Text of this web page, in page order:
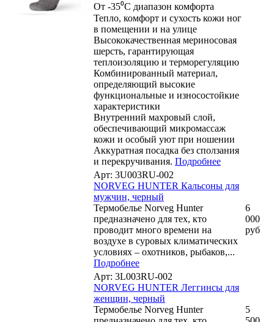
От -35⁰С диапазон комфорта
Тепло, комфорт и сухость кожи ног
в помещении и на улице
Высококачественная мериносовая
шерсть, гарантирующая
теплоизоляцию и терморегуляцию
Комбинированный материал,
определяющий высокие
функциональные и износостойкие
характеристики
Внутренний махровый слой,
обеспечивающий микромассаж
кожи и особый уют при ношении
Аккуратная посадка без сползания
и перекручивания. Подробнее
Арт: 3U003RU-002
NORVEG HUNTER Кальсоны для
мужчин, черный
Термобелье Norveg Hunter
предназначено для тех, кто
проводит много времени на
воздухе в суровых климатических
условиях – охотников, рыбаков,...
Подробнее
6
000
руб
Арт: 3L003RU-002
NORVEG HUNTER Леггинсы для
женщин, черный
Термобелье Norveg Hunter
5